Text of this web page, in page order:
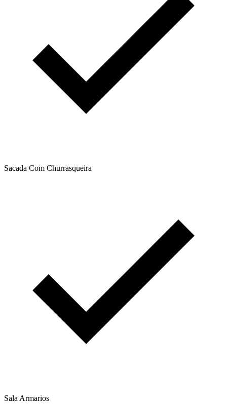
Sacada Com Churrasqueira
Sala Armarios